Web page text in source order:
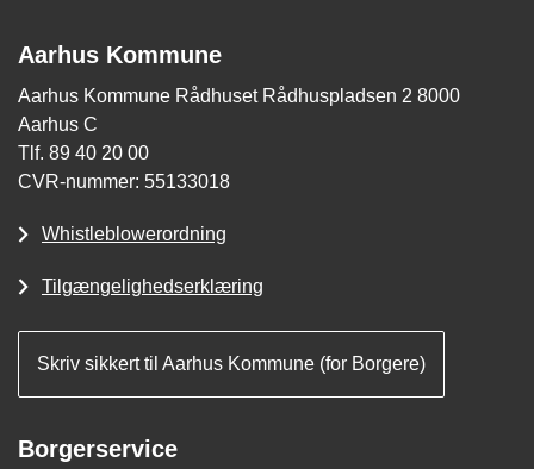
Aarhus Kommune
Aarhus Kommune Rådhuset Rådhuspladsen 2 8000
Aarhus C
Tlf. 89 40 20 00
CVR-nummer: 55133018
Whistleblowerordning
Tilgængelighedserklæring
Skriv sikkert til Aarhus Kommune (for Borgere)
Borgerservice